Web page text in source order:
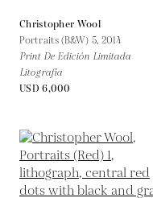
Christopher Wool
Portraits (B&W) 5, 2014
Print De Edición Limitada
Litografía
USD 6,000